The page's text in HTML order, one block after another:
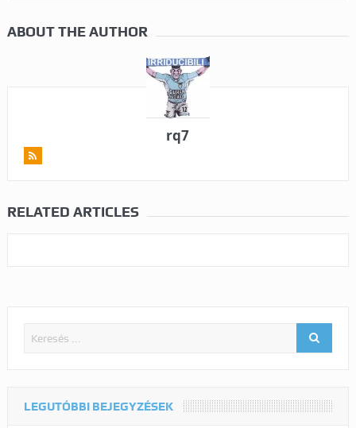
ABOUT THE AUTHOR
rq7
RELATED ARTICLES
LEGUTÓBBI BEJEGYZÉSEK